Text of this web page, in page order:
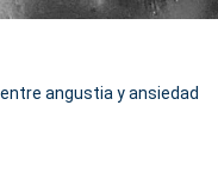
angustia y ansiedad